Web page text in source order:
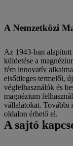
A Nemzetközi
Az 1943-ban
küldetése a
fém innovatív
elsődleges termelői,
végfelhasználók és
magnézium
vállalatokat. További
oldalon érhető el.
A sajtó